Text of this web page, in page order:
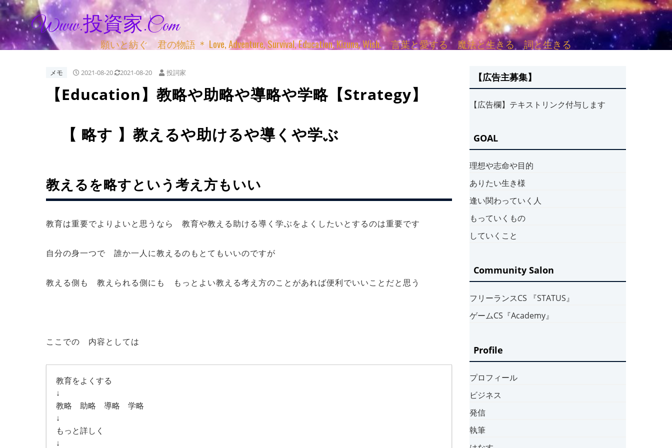
Www.投資家.com
願いと紡ぐ 君の物語 ＊ Love, Adventure, Survival, Education, Kizuna, Wish. 言葉と愛する 魔法と生きる 詞と生きる
メモ 2021-08-20 2021-08-20 投詞家
【Education】教略や助略や導略や学略【Strategy】
【 略す 】教えるや助けるや導くや学ぶ
教えるを略すという考え方もいい
教育は重要でよりよいと思うなら 教育や教える助ける導く学ぶをよくしたいとするのは重要です
自分の身一つで 誰か一人に教えるのもとてもいいのですが
教える側も 教えられる側にも もっとよい教える考え方のことがあれば便利でいいことだと思う
ここでの 内容としては
教育をよくする
↓
教略 助略 導略 学略
↓
もっと詳しく
↓
【広告主募集】
【広告欄】テキストリンク付与します
GOAL
理想や志命や目的
ありたい生き様
逢い関わっていく人
もっていくもの
していくこと
Community Salon
フリーランスCS 『STATUS』
ゲームCS『Academy』
Profile
プロフィール
ビジネス
発信
執筆